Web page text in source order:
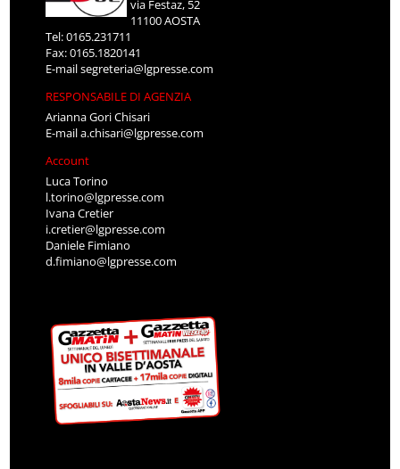
via Festaz, 52
11100 AOSTA
Tel: 0165.231711
Fax: 0165.1820141
E-mailsegreteria@lgpresse.com
RESPONSABILE DI AGENZIA
Arianna Gori Chisari
E-maila.chisari@lgpresse.com
Account
Luca Torino
l.torino@lgpresse.com
Ivana Cretier
i.cretier@lgpresse.com
Daniele Fimiano
d.fimiano@lgpresse.com